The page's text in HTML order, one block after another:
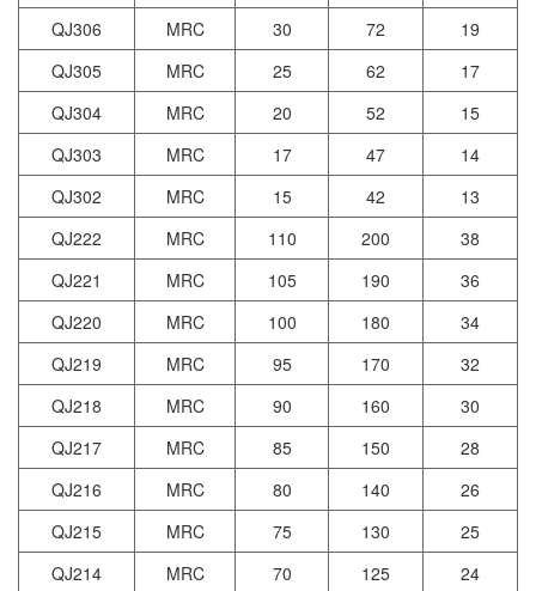
QJ306
MRC 30 72
19
QJ305
MRC 25 62
17
QJ304
MRC 20 52
15
QJ303
MRC 17 47
14
QJ302
MRC 15 42
13
QJ222
MRC 110 200
38
QJ221
MRC 105 190
36
QJ220
MRC 100 180
34
QJ219
MRC 95 170
32
QJ218
MRC 90 160
30
QJ217
MRC 85 150
28
QJ216
MRC 80 140
26
QJ215
MRC 75 130
25
QJ214
MRC 70 125
24